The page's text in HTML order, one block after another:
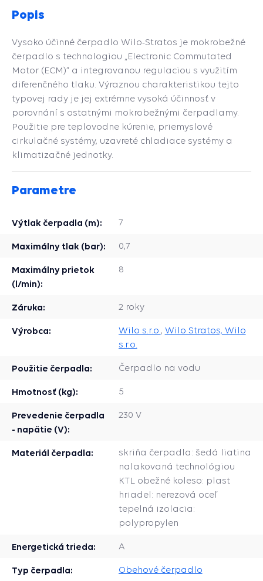
Popis
Vysoko účinné čerpadlo Wilo-Stratos je mokrobežné
čerpadlo s technologiou „Electronic Commutated
Motor (ECM)“ a integrovanou regulaciou s využitím
diferenčného tlaku. Výraznou charakteristikou tejto
typovej rady je jej extrémne vysoká účinnosť v
porovnání s ostatnými mokrobežnými čerpadlamy.
Použitie pre teplovodne kúrenie, priemyslové
cirkulačné systémy, uzavreté chladiace systémy a
klimatizačné jednotky.
Parametre
Výtlak čerpadla (m): 7
Maximálny tlak (bar): 0,7
Maximálny prietok
(l/min):
8
Záruka: 2 roky
Výrobca: Wilo s.r.o. , Wilo Stratos, Wilo
s.r.o.
Použitie čerpadla: Čerpadlo na vodu
Hmotnosť (kg): 5
Prevedenie čerpadla
- napätie (V):
230 V
Materiál čerpadla:
skriňa čerpadla: šedá liatina
nalakovaná technológiou
KTL obežné koleso: plast
hriadel: nerezová oceľ
tepelná izolacia:
polypropylen
Energetická trieda: A
Typ čerpadla: Obehové čerpadlo